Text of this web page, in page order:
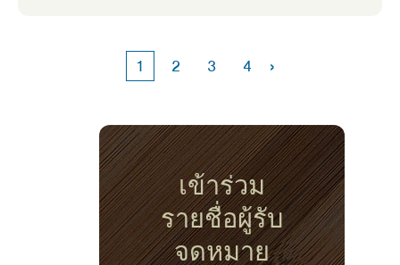
1 2 3 4 ›
เข้าร่วม
รายชื่อผู้รับ
จดหมาย